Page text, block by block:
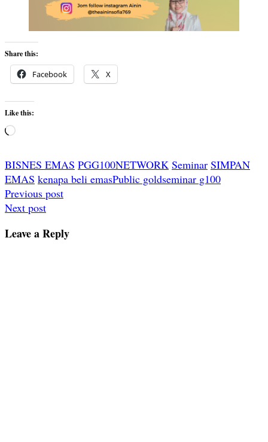
Share this:
Facebook X
Like this:
Loading…
BISNES EMAS PGG100NETWORK Seminar SIMPAN
EMAS kenapa beli emasPublic goldseminar g100
Post
navigation
Previous post
Next post
Leave a Reply